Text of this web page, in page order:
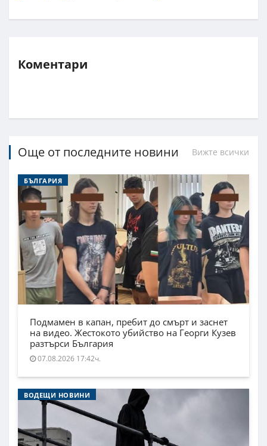
Коментари
Още от последните новини Вижте всички
БЪЛГАРИЯ
Подмамен в капан, пребит до смърт и заснет
на видео. Жестокото убийство на Георги Кузев
разтърси България
07.08.2026 17:42ч.
ВОДЕЩИ НОВИНИ